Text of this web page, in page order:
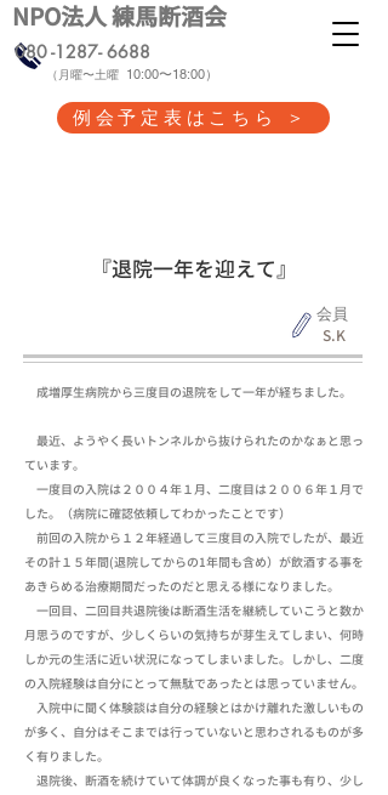
NPO法人 練馬断酒会
080 -1287- 6688
（ 月曜〜土曜 10:00〜18:00）
例会予定表はこちら ＞
『退院一年を迎えて』
会員
S.K
成増厚生病院から三度目の退院をして一年が経ちました。
最近、ようやく長いトンネルから抜けられたのかなぁと思っ
ています。
一度目の入院は２００４年１月、二度目は２００６年１月で
した。（病院に確認依頼してわかったことです）
前回の入院から１２年経過して三度目の入院でしたが、最近
その計１５年間(退院してからの1年間も含め）が飲酒する事を
あきらめる治療期間だったのだと思える様になりました。
一回目、二回目共退院後は断酒生活を継続していこうと数か
月思うのですが、少しくらいの気持ちが芽生えてしまい、何時
しか元の生活に近い状況になってしまいました。しかし、二度
の入院経験は自分にとって無駄であったとは思っていません。
入院中に聞く体験談は自分の経験とはかけ離れた激しいもの
が多く、自分はそこまでは行っていないと思わされるものが多
く有りました。
退院後、断酒を続けていて体調が良くなった事も有り、少し